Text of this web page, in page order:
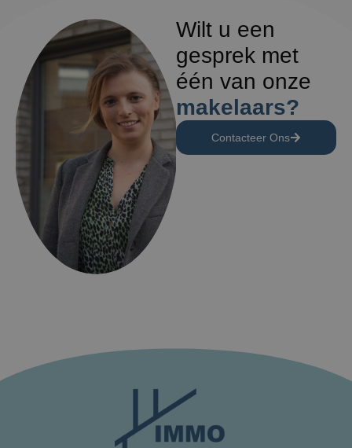
Wilt u een
gesprek met
één van onze
makelaars?
Contacteer Ons